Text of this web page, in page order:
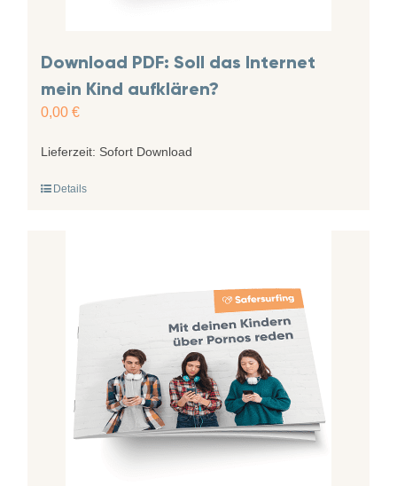
Download PDF: Soll das Internet
mein Kind aufklären?
0,00 €
Lieferzeit: Sofort Download
Details